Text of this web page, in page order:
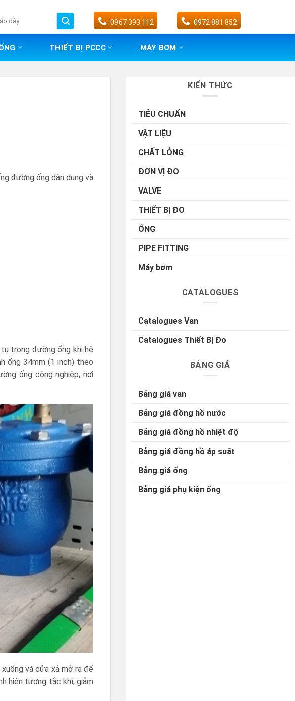
0967 393 112 0972 881 852
THIẾT BỊ PCCC MÁY BƠM
đường ống dân dụng và
trong đường ống khi hệ
ống 34mm (1 inch) theo
ống công nghiệp, nơi
và cửa xả mở ra để
hiện tượng tắc khí, giảm
KIẾN THỨC
TIÊU CHUẨN
VẬT LIỆU
CHẤT LỎNG
ĐƠN VỊ ĐO
VALVE
THIẾT BỊ ĐO
ỐNG
PIPE FITTING
Máy bơm
CATALOGUES
Catalogues Van
Catalogues Thiết Bị Đo
BẢNG GIÁ
Bảng giá van
Bảng giá đồng hồ nước
Bảng giá đồng hồ nhiệt độ
Bảng giá đồng hồ áp suất
Bảng giá ống
Bảng giá phụ kiện ống